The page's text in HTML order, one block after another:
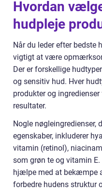
Hvordan
hudpleje
Når du leder efter bedste
vigtigt at være
Der er forskellige
og sensitiv hud. Hver
produkter og
resultater.
Nogle nøgleingredienser,
egenskaber, inkluderer
vitamin (retinol),
som grøn te og vitamin
hjælpe med at bekæmpe
forbedre hudens struktur